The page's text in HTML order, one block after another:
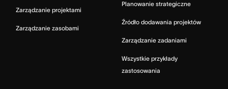
Zarządzanie projektami
Zarządzanie zasobami
Planowanie strategiczne
Źródło dodawania projektów
Zarządzanie zadaniami
Wszystkie przykłady
zastosowania